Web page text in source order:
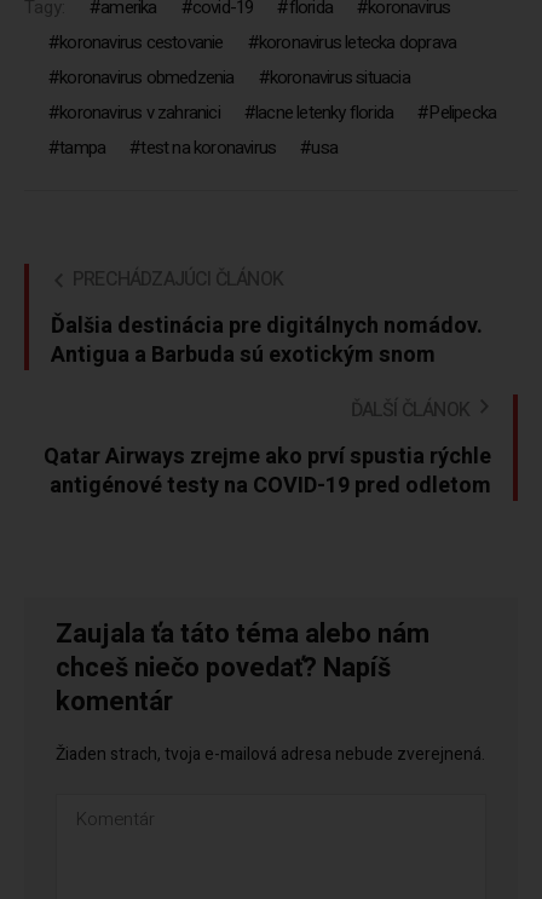
Tagy: amerika covid-19 florida
koronavirus
koronavirus cestovanie
koronavirus letecka doprava
koronavirus obmedzenia
koronavirus situacia
koronavirus v zahranici
lacne letenky florida
Pelipecka
tampa
test na koronavirus usa
PRECHÁDZAJÚCI ČLÁNOK
Ďalšia destinácia pre digitálnych nomádov.
Antigua a Barbuda sú exotickým snom
ĎALŠÍ ČLÁNOK
Qatar Airways zrejme ako prví spustia rýchle
antigénové testy na COVID-19 pred odletom
Zaujala ťa táto téma alebo nám
chceš niečo povedať? Napíš
komentár
Žiaden strach, tvoja e-mailová adresa nebude zverejnená.